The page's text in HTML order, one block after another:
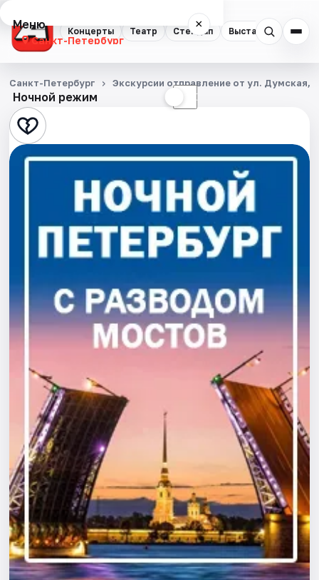
Концерты Театр Стендап Выставки
Меню ×
Санкт-Петербург
Концерты
Театр
Стендап
События
Площадки
Артисты
Рейтинги
Ночной режим ☾
Санкт-Петербург Экскурсии отправление от ул. Думская,